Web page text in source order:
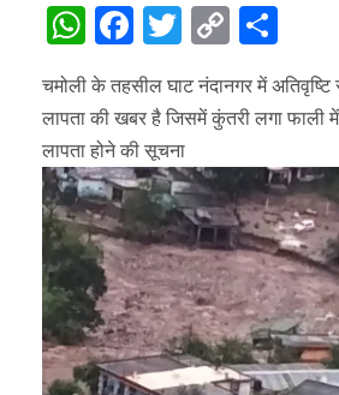
WhatsApp
Facebook
Twitter
Copy
Link
चमोली के तहसील घाट नंदानगर में
लापता की खबर है जिसमें कुंतरी लगा फाली
लापता होने की सूचना